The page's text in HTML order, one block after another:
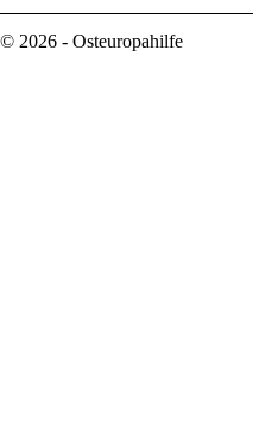
© 2026 - Osteuropahilfe